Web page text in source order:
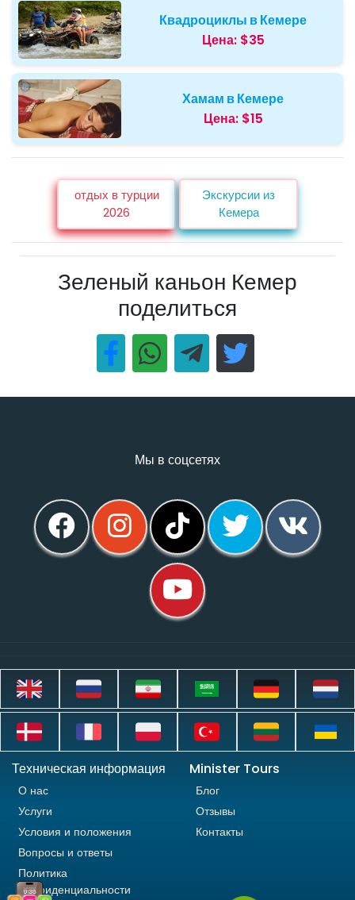
Квадроциклы в Кемере
Цена: $35
Хамам в Кемере
Цена: $15
отдых в турции
2026
Экскурсии из
Кемера
Зеленый каньон Кемер
поделиться
Мы в соцсетях
Техническая информация
О нас
Услуги
Условия и положения
Вопросы и ответы
Политика
конфиденциальности
Minister Tours
Блог
Отзывы
Контакты